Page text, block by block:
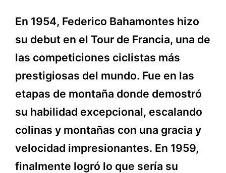
En 1954, Federico Bahamontes hizo
su debut en el Tour de Francia, una de
las competiciones ciclistas más
prestigiosas del mundo. Fue en las
etapas de montaña donde demostró
su habilidad excepcional, escalando
colinas y montañas con una gracia y
velocidad impresionantes. En 1959,
finalmente logró lo que sería su